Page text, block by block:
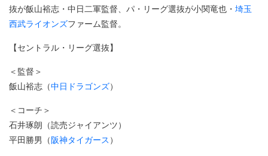
抜が飯山裕志・中日二軍監督、パ・リーグ選抜が小関竜也・ 埼玉
西武ライオンズファーム監督。
【セントラル・リーグ選抜】
＜監督＞
飯山裕志（中日ドラゴンズ）
＜コーチ＞
石井琢朗（読売ジャイアンツ）
平田勝男（阪神タイガース ）